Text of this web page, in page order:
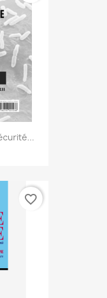
favorite_border